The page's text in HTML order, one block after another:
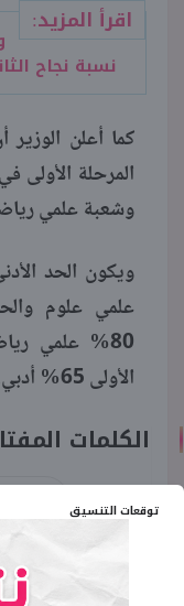
توقعات التنسيق
اقرأ المزيد:
نسبة نجاح الثانوية
كما أعلن
المرحلة الأولى
وشعبة علمي
علمي علوم
80% علمي
الأولى 65% أدبي.
الكلمات
مؤشرات